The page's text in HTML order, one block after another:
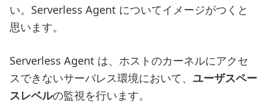
い。Serverless Agent についてイメージがつくと
思います。
Serverless Agent は、ホストのカーネルにアクセ
スできないサーバレス環境において、 ユーザスペー
スレベルの監視を行います。